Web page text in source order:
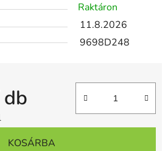
Raktáron
11.8.2026
9698D248
KOSÁRBA